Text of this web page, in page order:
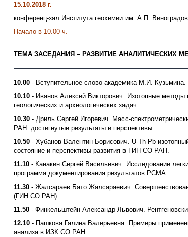
15.10.2018 г.
конференц-зал Института геохимии им. А.П.
Начало в 10.00 ч.
ТЕМА ЗАСЕДАНИЯ – РАЗВИТИЕ АНАЛИТИЧЕСКИХ
10.00 - Вступительное слово академика М.И. Кузьмина.
10.10 - Иванов Алексей Викторович. Изотопные
геологических и археологических задач.
10.30 - Дриль Сергей Игоревич. Масс-
РАН: достигнутые результаты и перспективы.
10.50 - Хубанов Валентин Борисович. U-Th-Pb
состояние и перспективы развития в ГИН СО РАН.
11.10 - Канакин Сергей Васильевич. Исследование
программа документирования результатов РСМА.
11.30 - Жалсараев Бато Жалсараевич.
(ГИН СО РАН).
11.50 - Финкельштейн Александр Львович.
12.10 - Пашкова Галина Валерьевна. Примеры
анализа в ИЗК СО РАН.